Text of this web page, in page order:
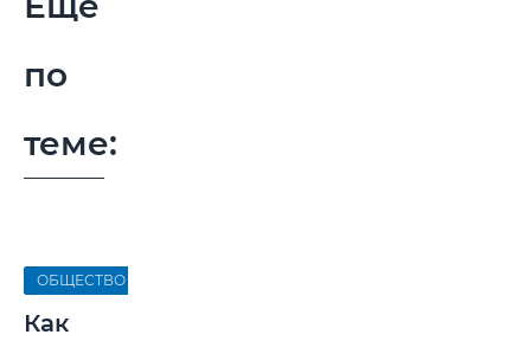
по
теме:
ОБЩЕСТВО
Как